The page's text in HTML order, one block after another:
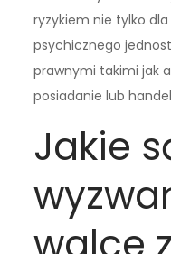
ryzykiem nie tylko
psychicznego
prawnymi takimi jak
posiadanie lub
Jakie